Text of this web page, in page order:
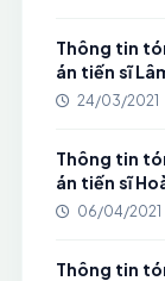
Thông tin
án tiến sĩ
24/03/2021
Thông tin
án tiến sĩ
06/04/2021
Thông tin